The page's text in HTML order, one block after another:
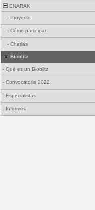
ENARAK
- Proyecto
- Cómo participar
- Charlas
Bioblitz
- Qué es un Bioblitz
- Convocatoria 2022
- Especialistas
- Informes